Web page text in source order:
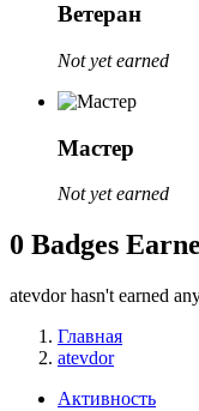
Ветеран
Not yet earned
Мастер
Not yet earned
0 Badges
atevdor hasn't earned
Главная
atevdor
Активность